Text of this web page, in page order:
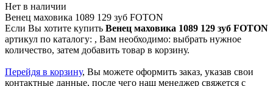
Нет в наличии
Венец маховика 1089 129 зуб FOTON
Если Вы хотите купить Венец маховика 1089 129 зуб FOTON
артикул по каталогу: , Вам необходимо: выбрать нужное
количество, затем добавить товар в корзину.
Перейдя в корзину, Вы можете оформить заказ, указав свои
контактные данные, после чего наш менеджер свяжется с